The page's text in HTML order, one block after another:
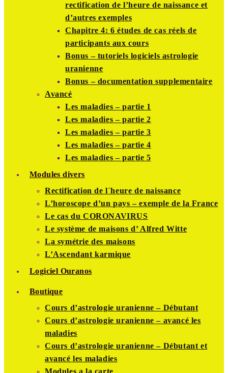
rectification de l’heure de naissance et
d’autres exemples
Chapitre 4: 6 études de cas réels de
participants aux cours
Bonus – tutoriels logiciels astrologie
uranienne
Bonus – documentation supplementaire
Avancé
Les maladies – partie 1
Les maladies – partie 2
Les maladies – partie 3
Les maladies – partie 4
Les maladies – partie 5
Modules divers
Rectification de l´heure de naissance
L’horoscope d’un pays – exemple de la France
Le cas du CORONAVIRUS
Le système de maisons d’ Alfred Witte
La symétrie des maisons
L’Ascendant karmique
Logiciel Ouranos
Boutique
Cours d’astrologie uranienne – Débutant
Cours d’astrologie uranienne – avancé les
maladies
Cours d’astrologie uranienne – Débutant et
avancé les maladies
Modules a la carte